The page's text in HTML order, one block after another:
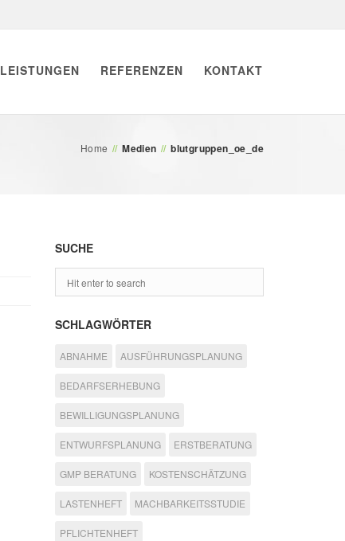
LEISTUNGEN REFERENZEN KONTAKT
Home // Medien // blutgruppen_oe_de
SUCHE
SCHLAGWÖRTER
ABNAHME AUSFÜHRUNGSPLANUNG
BEDARFSERHEBUNG
BEWILLIGUNGSPLANUNG
ENTWURFSPLANUNG ERSTBERATUNG
GMP BERATUNG KOSTENSCHÄTZUNG
LASTENHEFT MACHBARKEITSSTUDIE
PFLICHTENHEFT